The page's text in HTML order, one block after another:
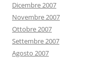
Dicembre 2007
Novembre 2007
Ottobre 2007
Settembre 2007
Agosto 2007